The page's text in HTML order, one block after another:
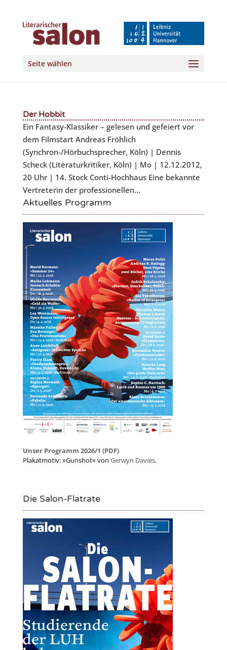
Seite wählen
Der Hobbit
Ein Fantasy-Klassiker – gelesen und gefeiert vor
dem Filmstart Andreas Fröhlich
(Synchron-/Hörbuchsprecher, Köln) ​| Dennis
Scheck (Literaturkritiker, Köln) ​| Mo | 12.12.2012,
20 Uhr | 14. Stock Conti-Hochhaus Eine bekannte
Vertreterin der professionellen...
Aktuelles Programm
Unser Programm 2026/1 (PDF)
Plakatmotiv: »Gunshot« von Gerwyn Davies.
Die Salon-Flatrate